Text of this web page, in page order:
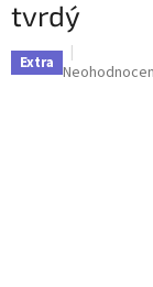
tvrdý
Extra Průměrné